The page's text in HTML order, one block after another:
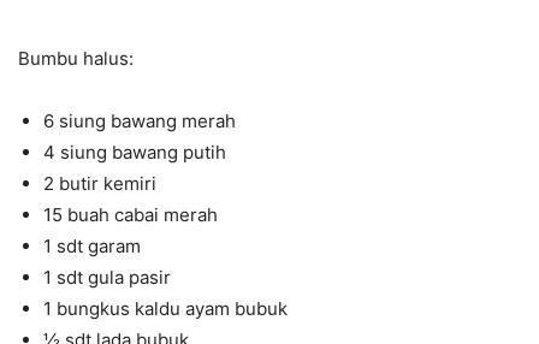
Bumbu halus:
6 siung bawang merah
4 siung bawang putih
2 butir kemiri
15 buah cabai merah
1 sdt garam
1 sdt gula pasir
1 bungkus kaldu ayam bubuk